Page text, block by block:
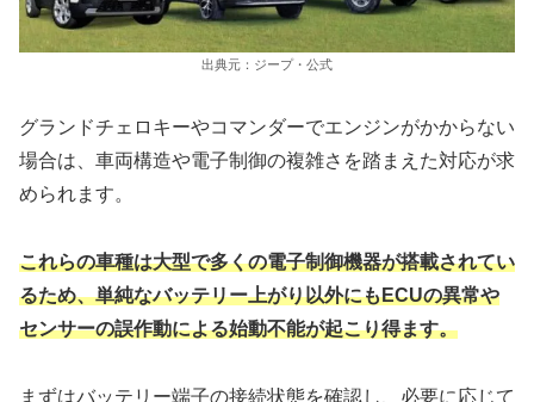
出典元：ジープ・公式
グランドチェロキーやコマンダーでエンジンがかからない
場合は、車両構造や電子制御の複雑さを踏まえた対応が求
められます。
これらの車種は大型で多くの電子制御機器が搭載されてい
るため、単純なバッテリー上がり以外にもECUの異常や
センサーの誤作動による始動不能が起こり得ます。
まずはバッテリー端子の接続状態を確認し、必要に応じて